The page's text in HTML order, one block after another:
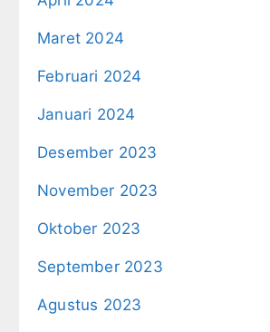
Maret 2024
Februari 2024
Januari 2024
Desember 2023
November 2023
Oktober 2023
September 2023
Agustus 2023